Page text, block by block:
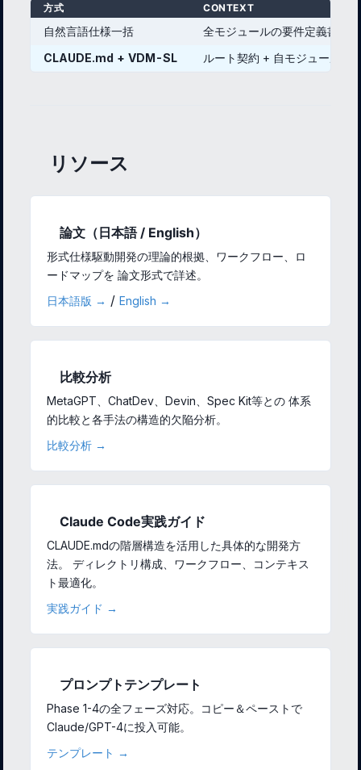
方式 CONTEXT
自然言語仕様一括
全モジュールの要件定義書
CLAUDE.md + VDM-SL
ルート契約 + 自モジュール仕
リソース
論文（日本語 / English）
形式仕様駆動開発の理論的根拠、ワークフロー、ロ
ードマップを 論文形式で詳述。
日本語版 → / English →
比較分析
MetaGPT、ChatDev、Devin、Spec Kit等との 体系
的比較と各手法の構造的欠陥分析。
比較分析 →
Claude Code実践ガイド
CLAUDE.mdの階層構造を活用した具体的な開発方
法。 ディレクトリ構成、ワークフロー、コンテキス
ト最適化。
実践ガイド →
プロンプトテンプレート
Phase 1-4の全フェーズ対応。コピー＆ペーストで
Claude/GPT-4に投入可能。
テンプレート →